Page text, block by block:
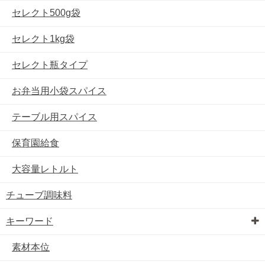
セレクト500g袋
セレクト1kg袋
セレクト瓶タイプ
お弁当用小袋スパイス
テーブル用スパイス
保育園給食
大容量レトルト
チューブ調味料
キーワード
素材本位